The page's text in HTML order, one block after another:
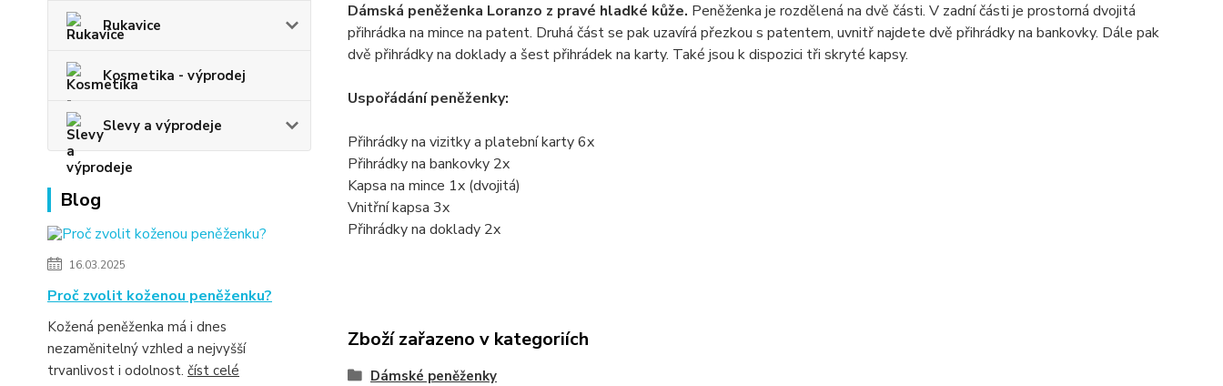
Rukavice
Kosmetika - výprodej
Slevy a výprodeje
Blog
16.03.2025
Proč zvolit koženou peněženku?
Kožená peněženka má i dnes
nezaměnitelný vzhled a nejvyšší
trvanlivost i odolnost. číst celé
Dámská peněženka Loranzo z pravé hladké kůže. Peněženka je rozdělená na dvě části. V zadní části je prostorná dvojitá
přihrádka na mince na patent. Druhá část se pak uzavírá přezkou s patentem, uvnitř najdete dvě přihrádky na bankovky. Dále pak
dvě přihrádky na doklady a šest přihrádek na karty. Také jsou k dispozici tři skryté kapsy.
Uspořádání peněženky:
Přihrádky na vizitky a platební karty 6x
Přihrádky na bankovky 2x
Kapsa na mince 1x (dvojitá)
Vnitřní kapsa 3x
Přihrádky na doklady 2x
Zboží zařazeno v kategoriích
Dámské peněženky